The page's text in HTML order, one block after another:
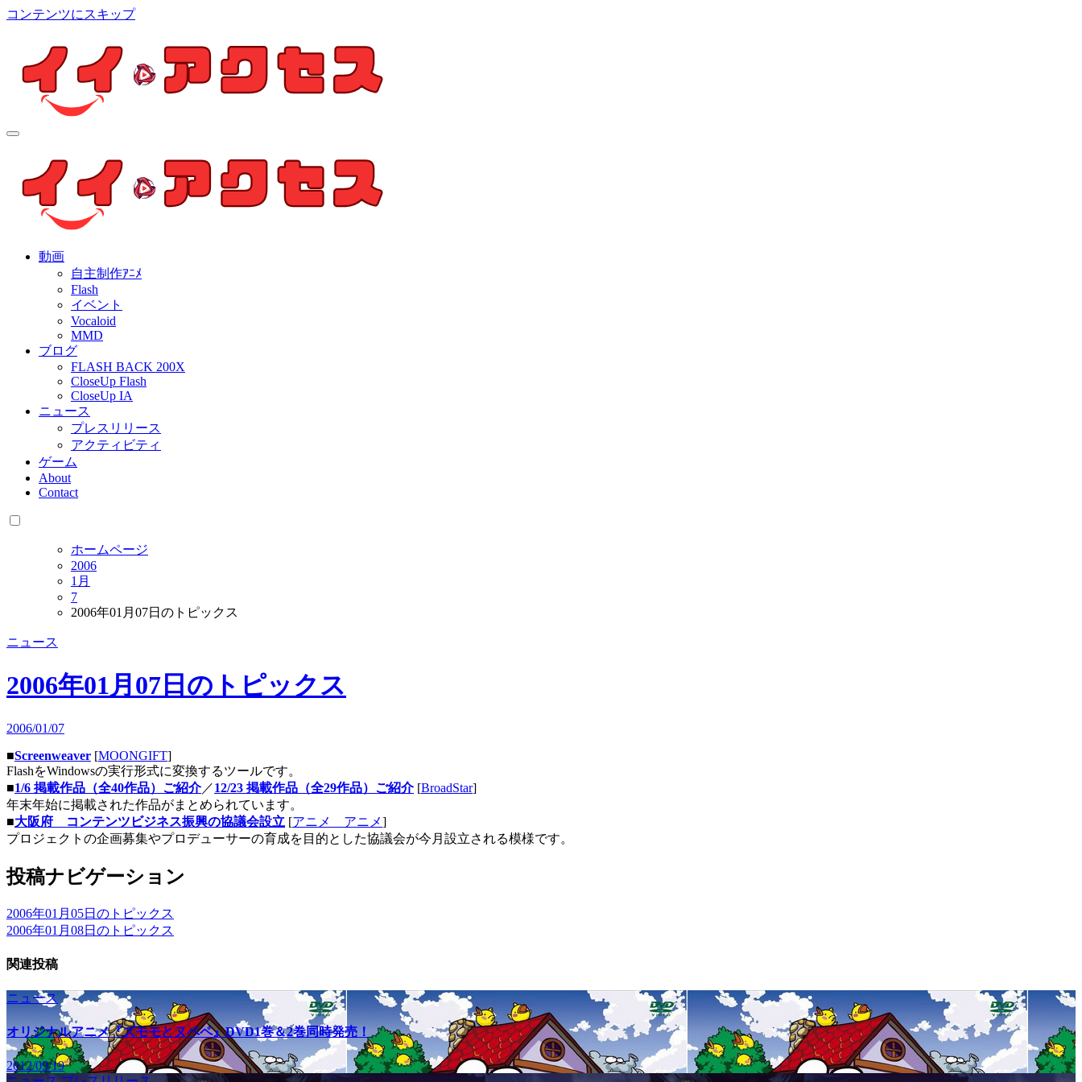
コンテンツにスキップ
個人制作アニメを中心とした動画紹介ブログ
動画
自主制作ｱﾆﾒ
Flash
イベント
Vocaloid
MMD
ブログ
FLASH BACK 200X
CloseUp Flash
CloseUp IA
ニュース
プレスリリース
アクティビティ
ゲーム
About
Contact
ホームページ
2006
1月
7
2006年01月07日のトピックス
ニュース
2006年01月07日のトピックス
2006/01/07
■Screenweaver [MOONGIFT]
FlashをWindowsの実行形式に変換するツールです。
■1/6 掲載作品（全40作品）ご紹介／12/23 掲載作品（全29作品）ご紹介[BroadStar]
年末年始に掲載された作品がまとめられています。
■大阪府 コンテンツビジネス振興の協議会設立 [アニメ アニメ]
プロジェクトの企画募集やプロデューサーの育成を目的とした協議会が今月設立される模様です。
投稿ナビゲーション
2006年01月05日のトピックス
2006年01月08日のトピックス
関連投稿
ニュース
オリジナルアニメ『ズモモとヌペペ』DVD1巻＆2巻同時発売！
2012/09/19